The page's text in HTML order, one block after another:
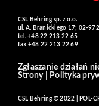
CSL Behring sp. z o.o.
ul. A. Branickiego 17; 02-
tel. +48 22 213 22 65
fax +48 22 213 22 69
Zgłaszanie działań
Strony| Polityka
CSL Behring © 2022 | POL-